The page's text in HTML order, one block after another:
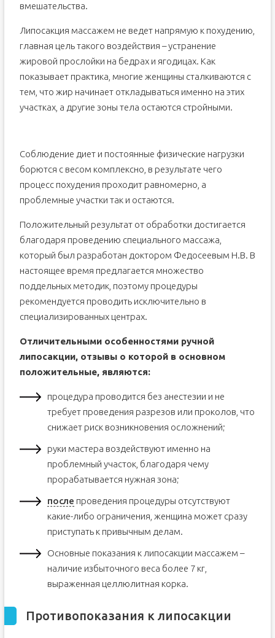
вмешательства.
Липосакция массажем не ведет напрямую к похудению,
главная цель такого воздействия – устранение
жировой прослойки на бедрах и ягодицах. Как
показывает практика, многие женщины сталкиваются с
тем, что жир начинает откладываться именно на этих
участках, а другие зоны тела остаются стройными.
Соблюдение диет и постоянные физические нагрузки
борются с весом комплексно, в результате чего
процесс похудения проходит равномерно, а
проблемные участки так и остаются.
Положительный результат от обработки достигается
благодаря проведению специального массажа,
который был разработан доктором Федосеевым Н.В. В
настоящее время предлагается множество
поддельных методик, поэтому процедуры
рекомендуется проводить исключительно в
специализированных центрах.
Отличительными особенностями ручной
липосакции, отзывы о которой в основном
положительные, являются:
процедура проводится без анестезии и не
требует проведения разрезов или проколов, что
снижает риск возникновения осложнений;
руки мастера воздействуют именно на
проблемный участок, благодаря чему
прорабатывается нужная зона;
после проведения процедуры отсутствуют
какие-либо ограничения, женщина может сразу
приступать к привычным делам.
Основные показания к липосакции массажем –
наличие избыточного веса более 7 кг,
выраженная целлюлитная корка.
Противопоказания к липосакции